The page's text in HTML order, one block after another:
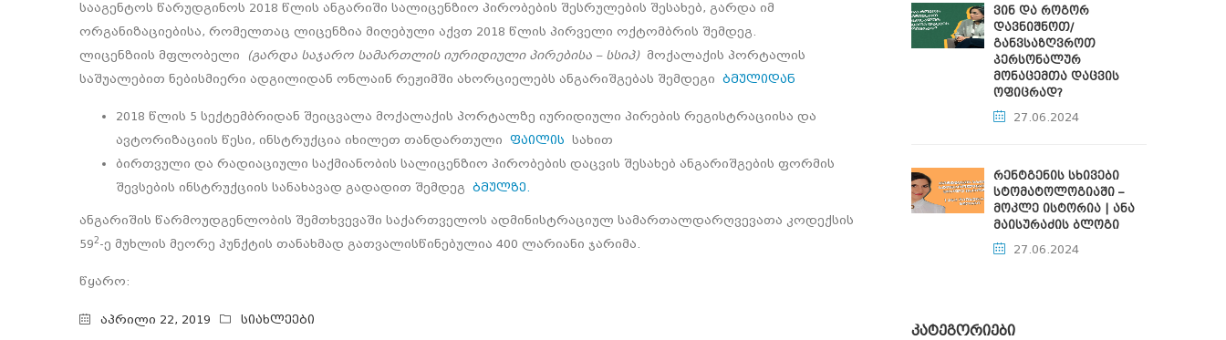
სააგენტოს წარუდგინოს 2018 წლის ანგარიში სალიცენზიო პირობების შესრულების შესახებ, გარდა იმ
ორგანიზაციებისა, რომელთაც ლიცენზია მიღებული აქვთ 2018 წლის პირველი ოქტომბრის შემდეგ.
ლიცენზიის მფლობელი
(გარდა საჯარო სამართლის იურიდიული პირებისა – სსიპ) მოქალაქის პორტალის
საშუალებით ნებისმიერი ადგილიდან ონლაინ რეჟიმში ახორციელებს ანგარიშგებას შემდეგი ბმულიდან
2018 წლის 5 სექტემბრიდან შეიცვალა მოქალაქის პორტალზე იურიდიული პირების რეგისტრაციისა და
ავტორიზაციის წესი, ინსტრუქცია იხილეთ თანდართული ფაილის სახით
ბირთვული და რადიაციული საქმიანობის სალიცენზიო პირობების დაცვის შესახებ ანგარიშგების ფორმის
შევსების ინსტრუქციის სანახავად გადადით შემდეგ ბმულზე.
ანგარიშის წარმოუდგენლობის შემთხვევაში საქართველოს ადმინისტრაციულ სამართალდარღვევათა კოდექსის
592-ე მუხლის მეორე პუნქტის თანახმად გათვალისწინებულია 400 ლარიანი ჯარიმა.
წყარო:
აპრილი 22, 2019 სიახლეები
ვინ და როგორ
დავნიშნოთ/
განვსაზღვროთ
პერსონალურ
მონაცემთა დაცვის
ოფიცრად?
27.06.2024
რენტგენის სხივები
სტომატოლოგიაში –
მოკლე ისტორია | ანა
მაისურაძის ბლოგი
27.06.2024
ᲙᲐᲢᲔᲒᲝᲠᲘᲔᲑᲘ